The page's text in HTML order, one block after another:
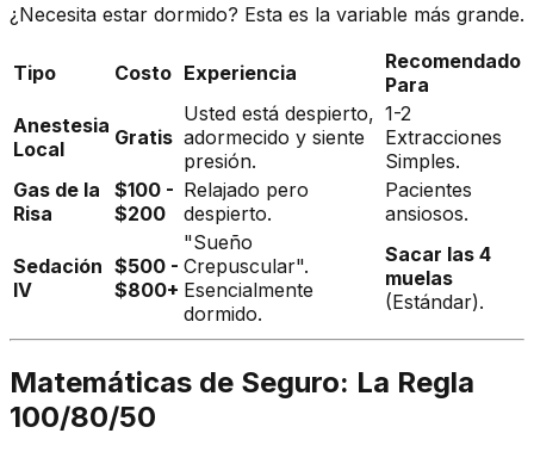
¿Necesita estar dormido? Esta es la variable más grande.
Tipo Costo Experiencia
Recomendado
Para
Anestesia
Local
Gratis
Usted está despierto,
adormecido y siente
presión.
1-2
Extracciones
Simples.
Gas de la
Risa
$100 -
$200
Relajado pero
despierto.
Pacientes
ansiosos.
Sedación
IV
$500 -
$800+
"Sueño
Crepuscular".
Esencialmente
dormido.
Sacar las 4
muelas
(Estándar).
Matemáticas de Seguro: La Regla
100/80/50